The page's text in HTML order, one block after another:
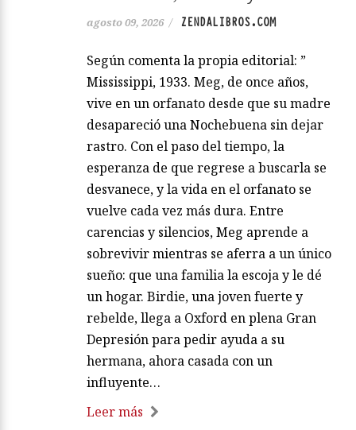
agosto 09, 2026 / ZENDALIBROS.COM
Según comenta la propia editorial: ”
Mississippi, 1933. Meg, de once años,
vive en un orfanato desde que su madre
desapareció una Nochebuena sin dejar
rastro. Con el paso del tiempo, la
esperanza de que regrese a buscarla se
desvanece, y la vida en el orfanato se
vuelve cada vez más dura. Entre
carencias y silencios, Meg aprende a
sobrevivir mientras se aferra a un único
sueño: que una familia la escoja y le dé
un hogar. Birdie, una joven fuerte y
rebelde, llega a Oxford en plena Gran
Depresión para pedir ayuda a su
hermana, ahora casada con un
influyente…
Leer más